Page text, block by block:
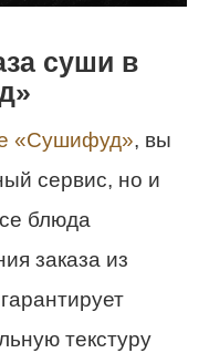
суши в
«Сушифуд», вы
сервис, но и
блюда
заказа из
текстуру